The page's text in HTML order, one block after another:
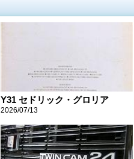
Y31 セドリック・グロリア
2026/07/13